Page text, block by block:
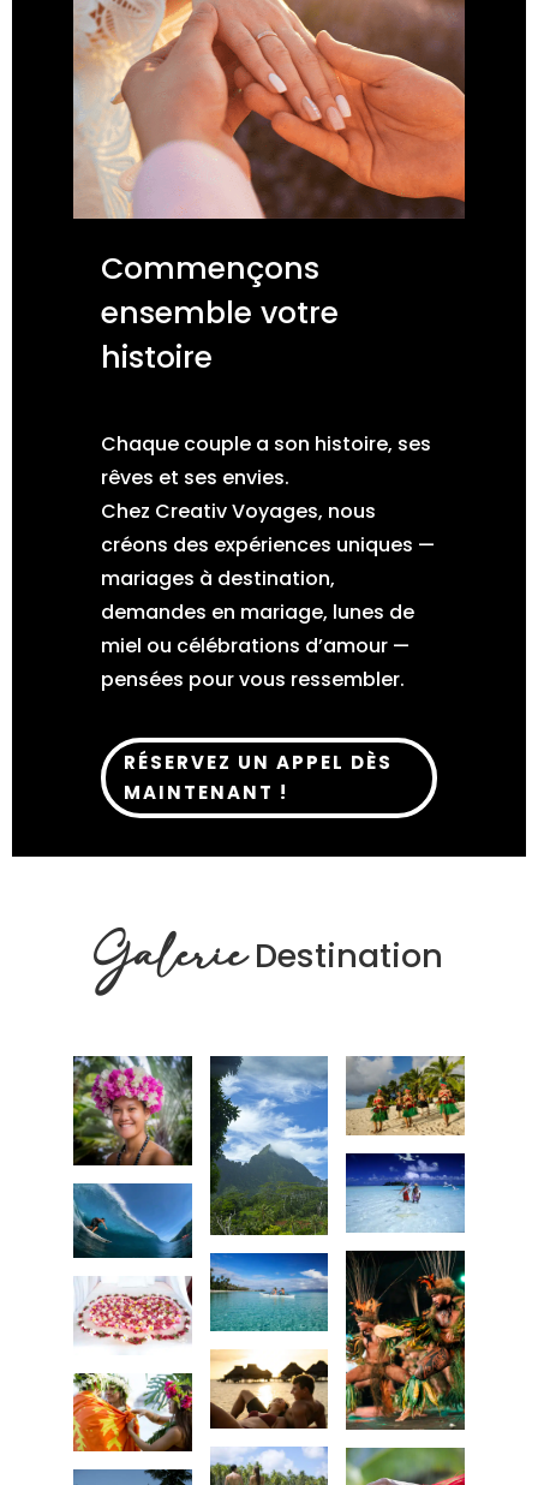
Commençons
ensemble votre
histoire
Chaque couple a son histoire, ses
rêves et ses envies.
Chez Creativ Voyages, nous
créons des expériences uniques —
mariages à destination,
demandes en mariage, lunes de
miel ou célébrations d’amour —
pensées pour vous ressembler.
RÉSERVEZ UN APPEL DÈS
MAINTENANT !
GalerieDestination